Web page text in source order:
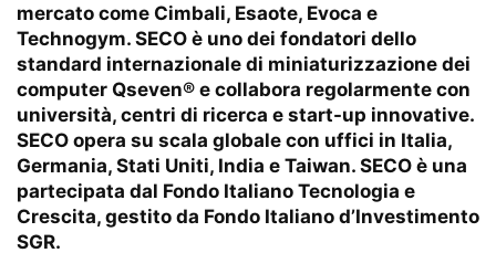
mercato come Cimbali, Esaote, Evoca e
Technogym. SECO è uno dei fondatori dello
standard internazionale di miniaturizzazione dei
computer Qseven® e collabora regolarmente con
università, centri di ricerca e start-up innovative.
SECO opera su scala globale con uffici in Italia,
Germania, Stati Uniti, India e Taiwan. SECO è una
partecipata dal Fondo Italiano Tecnologia e
Crescita, gestito da Fondo Italiano d’Investimento
SGR.